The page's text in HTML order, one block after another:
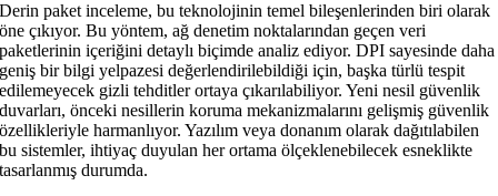
Derin paket inceleme, bu teknolojinin temel bileşenlerinden biri olarak
öne çıkıyor. Bu yöntem, ağ denetim noktalarından geçen veri
paketlerinin içeriğini detaylı biçimde analiz ediyor. DPI sayesinde daha
geniş bir bilgi yelpazesi değerlendirilebildiği için, başka türlü tespit
edilemeyecek gizli tehditler ortaya çıkarılabiliyor. Yeni nesil güvenlik
duvarları, önceki nesillerin koruma mekanizmalarını gelişmiş güvenlik
özellikleriyle harmanlıyor. Yazılım veya donanım olarak dağıtılabilen
bu sistemler, ihtiyaç duyulan her ortama ölçeklenebilecek esneklikte
tasarlanmış durumda.